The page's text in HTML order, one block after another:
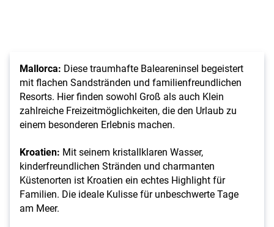
Mallorca: Diese traumhafte Baleareninsel begeistert
mit flachen Sandstränden und familienfreundlichen
Resorts. Hier finden sowohl Groß als auch Klein
zahlreiche Freizeitmöglichkeiten, die den Urlaub zu
einem besonderen Erlebnis machen.
Kroatien: Mit seinem kristallklaren Wasser,
kinderfreundlichen Stränden und charmanten
Küstenorten ist Kroatien ein echtes Highlight für
Familien. Die ideale Kulisse für unbeschwerte Tage
am Meer.